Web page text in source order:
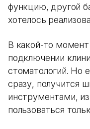
функцию, другой
хотелось
В какой-то
подключении
стоматологий. Но
сразу, получится
инструментами,
пользоваться